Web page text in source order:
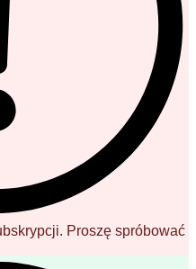
Proszę spróbować